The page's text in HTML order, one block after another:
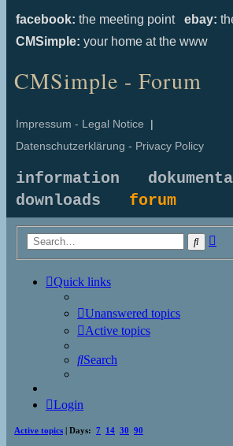
facebook: the meeting point ebay:
CMSimple: your home at the www
CMSimple - Forum
Impressum - Legal Notice |
Datenschutzerklärung - Privacy Policy
information
downloads forum
Search
Quick links
Unanswered topics
Active topics
Search
Login
Active topics | Days: 7 14 30 90